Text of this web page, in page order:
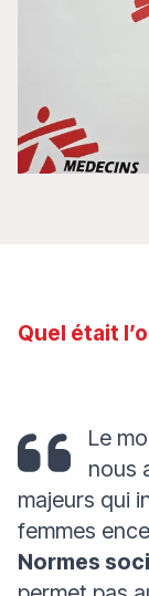
Quel était
Le
nous
majeurs qui
femmes
Normes